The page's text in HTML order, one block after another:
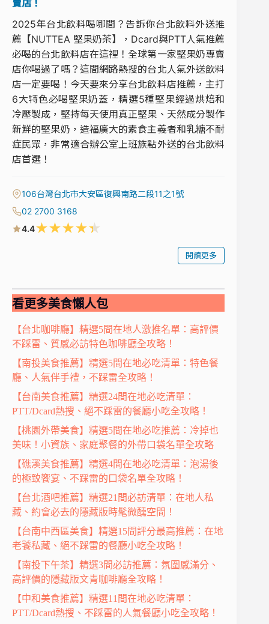
賣店！
2025年台北飲料喝哪間？告訴你台北飲料外送推
薦【NUTTEA 堅果奶茶】，Dcard與PTT人氣推薦
必喝的台北飲料店在這裡！全球第一家堅果奶專賣
店你喝過了嗎？這間網路熱搜的台北人氣外送飲料
店一定要喝！今天要來分享台北飲料店推薦，主打
6大特色必喝堅果奶蓋，精選5種堅果經過烘焙和
冷壓製成，堅持每天使用真正堅果、天然成分製作
新鮮的堅果奶，造福廣大的素食主義者和乳糖不耐
症民眾，非常適合辦公室上班族點外送的台北飲料
店首選！
106台灣台北市大安區復興南路二段11之1號
02 2700 3168
4.4★★★★★
閱讀更多
看更多美食懶人包
【台北咖啡廳】精選5間在地人激推名單：高評價
不踩雷、質感必訪特色咖啡廳全攻略！
【南投美食推薦】精選5間在地必吃清單：特色餐
廳、人氣伴手禮，不踩雷全攻略！
【台南美食推薦】精選24間在地必吃清單：
PTT/Dcard熱搜、絕不踩雷的餐廳小吃全攻略！
【桃園外帶美食】精選5間在地必吃推薦：冷掉也
美味！小資族、家庭聚餐的外帶口袋名單全攻略
【礁溪美食推薦】精選4間在地必吃清單：泡湯後
的極致饗宴、不踩雷的口袋名單全攻略！
【台北酒吧推薦】精選21間必訪清單：在地人私
藏、約會必去的隱藏版時髦微醺空間！
【台南中西區美食】精選15間評分最高推薦：在地
老饕私藏、絕不踩雷的餐廳小吃全攻略！
【南投下午茶】精選3間必訪推薦：氛圍感滿分、
高評價的隱藏版文青咖啡廳全攻略！
【中和美食推薦】精選11間在地必吃清單：
PTT/Dcard熱搜、不踩雷的人氣餐廳小吃全攻略！